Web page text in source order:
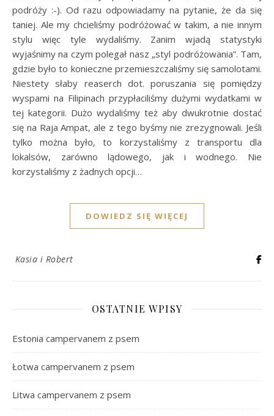
podróży :-). Od razu odpowiadamy na pytanie, że da się
taniej. Ale my chcieliśmy podróżować w takim, a nie innym
stylu więc tyle wydaliśmy. Zanim wjadą statystyki
wyjaśnimy na czym polegał nasz „styl podróżowania”. Tam,
gdzie było to konieczne przemieszczaliśmy się samolotami.
Niestety słaby reaserch dot. poruszania się pomiędzy
wyspami na Filipinach przypłaciliśmy dużymi wydatkami w
tej kategorii. Dużo wydaliśmy też aby dwukrotnie dostać
się na Raja Ampat, ale z tego byśmy nie zrezygnowali. Jeśli
tylko można było, to korzystaliśmy z transportu dla
lokalsów, zarówno lądowego, jak i wodnego. Nie
korzystaliśmy z żadnych opcji…
DOWIEDZ SIĘ WIĘCEJ
Kasia i Robert
OSTATNIE WPISY
Estonia campervanem z psem
Łotwa campervanem z psem
Litwa campervanem z psem